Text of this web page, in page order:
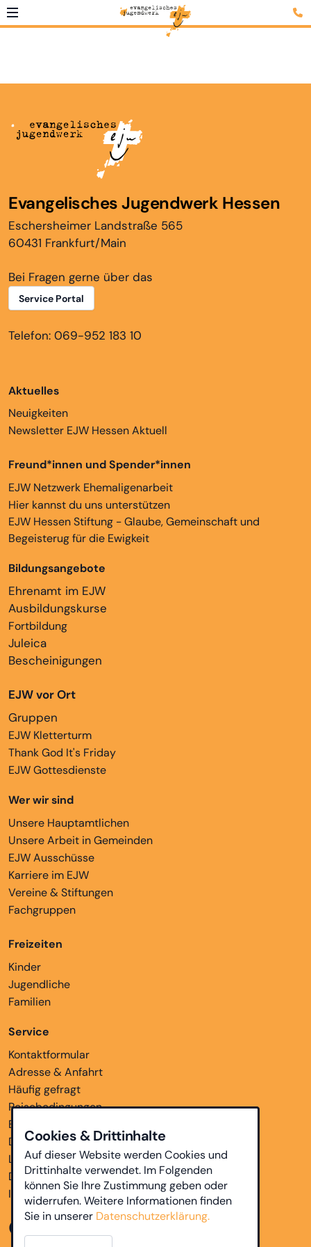
Evangelisches Jugendwerk Hessen
Eschersheimer Landstraße 565
60431 Frankfurt/Main
Bei Fragen gerne über das
Service Portal
Telefon: 069-952 183 10
Aktuelles
Neuigkeiten
Newsletter EJW Hessen Aktuell
Freund*innen und Spender*innen
EJW Netzwerk Ehemaligenarbeit
Hier kannst du uns unterstützen
EJW Hessen Stiftung - Glaube, Gemeinschaft und
Begeisterug für die Ewigkeit
Bildungsangebote
Ehrenamt im EJW
Ausbildungskurse
Fortbildung
Juleica
Bescheinigungen
EJW vor Ort
Gruppen
EJW Kletterturm
Thank God It's Friday
EJW Gottesdienste
Wer wir sind
Unsere Hauptamtlichen
Unsere Arbeit in Gemeinden
EJW Ausschüsse
Karriere im EJW
Vereine & Stiftungen
Fachgruppen
Freizeiten
Kinder
Jugendliche
Familien
Service
Kontaktformular
Adresse & Anfahrt
Häufig gefragt
Reisebedingungen
Bankverbindungen
Downloads
Links
Datenschutz
Impressum
Cookies & Drittinhalte
Auf dieser Website werden Cookies und
Drittinhalte verwendet. Im Folgenden
können Sie Ihre Zustimmung geben oder
widerrufen. Weitere Informationen finden
Sie in unserer Datenschutzerklärung.